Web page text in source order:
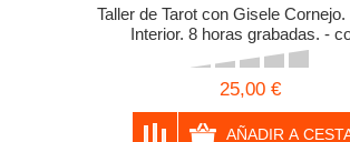
Taller de Tarot con Gisele
Interior. 8 horas grabadas. -
25,00 €